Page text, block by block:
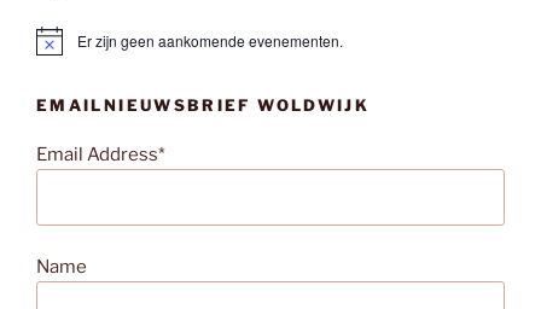
i
h
t
Er zijn geen aankomende evenementen.
EMAILNIEUWSBRIEF WOLDWIJK
Email Address*
Name